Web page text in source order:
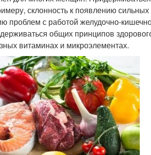
склонность к появлению сильных
проблем с работой желудочно-
общих принципов
витаминах и микроэлементах.